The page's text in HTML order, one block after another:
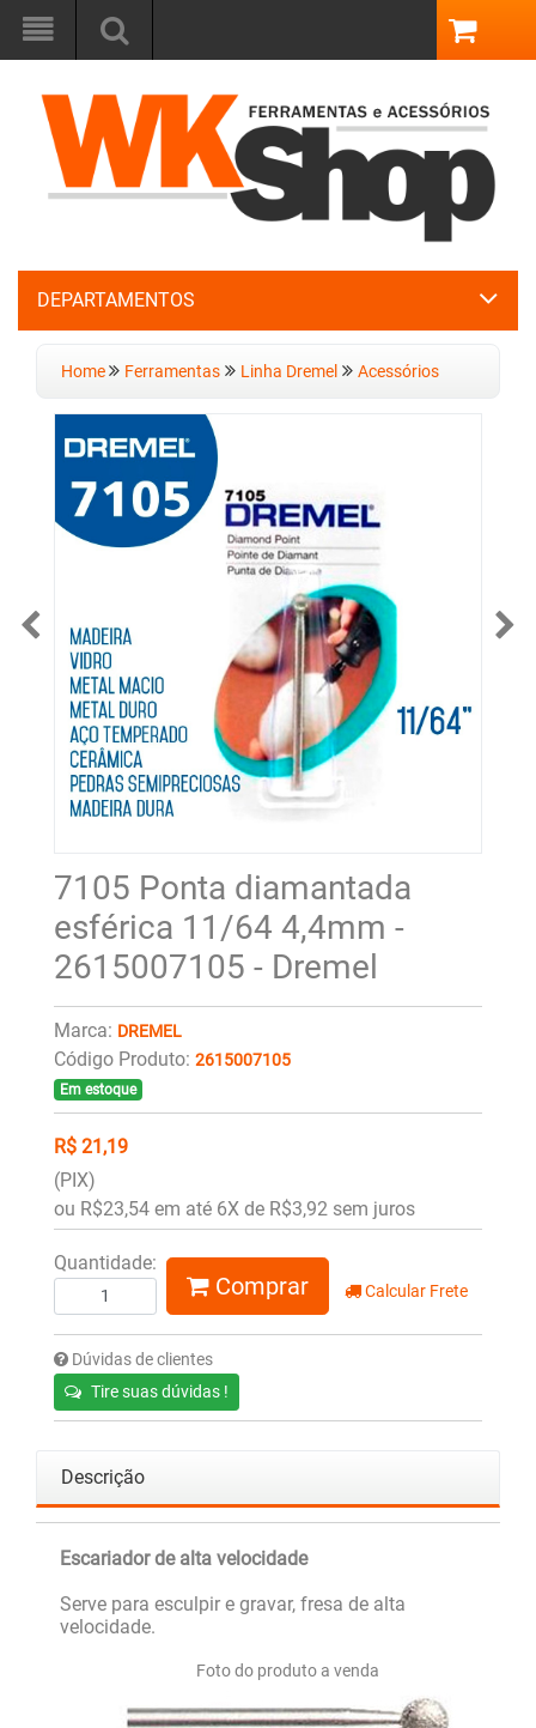
DEPARTAMENTOS
Home Ferramentas Linha Dremel Acessórios
7105 Ponta diamantada
esférica 11/64 4,4mm -
2615007105 - Dremel
Marca: DREMEL
Código Produto: 2615007105
Em estoque
R$ 21,19
(PIX)
ou R$23,54 em até 6X de R$3,92 sem juros
Quantidade:
Comprar Calcular Frete
Dúvidas de clientes
Tire suas dúvidas !
Descrição
Escariador de alta velocidade
Serve para esculpir e gravar, fresa de alta
velocidade.
Foto do produto a venda